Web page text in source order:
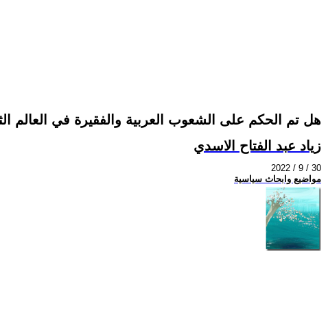
هل تم الحكم على الشعوب العربية والفقيرة في العالم
زياد عبد الفتاح الاسدي
2022 / 9 / 30
مواضيع وابحاث سياسية